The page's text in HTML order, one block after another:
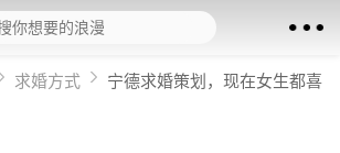
求婚方式
宁德求婚策划，现在女生都喜